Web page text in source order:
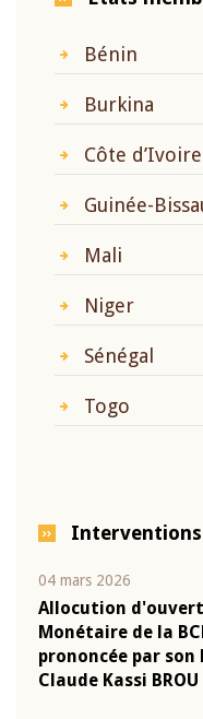
Bénin
Burkina
Côte d’Ivoire
Guinée-
Mali
Niger
Sénégal
Togo
04 mars 2026
Allocution
Monétaire de la
prononcée par son
Claude Kassi BROU